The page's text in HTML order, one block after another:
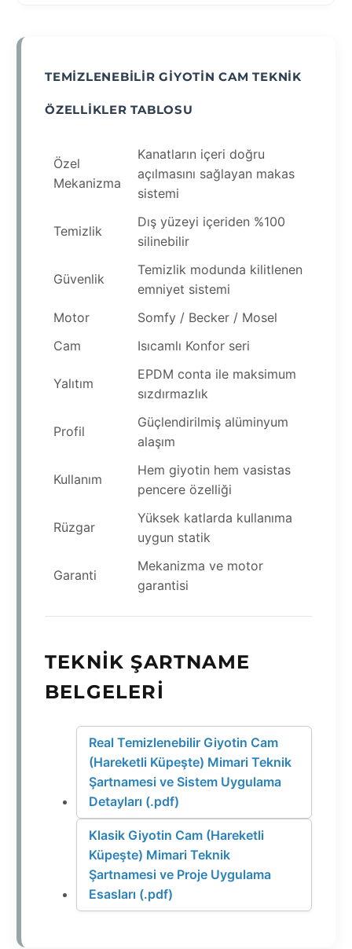
TEMIZLENEBILIR GIYOTIN CAM TEKNIK
ÖZELLIKLER TABLOSU
Özel
Mekanizma
Kanatların içeri doğru
açılmasını sağlayan makas
sistemi
Temizlik
Dış yüzeyi içeriden %100
silinebilir
Güvenlik
Temizlik modunda kilitlenen
emniyet sistemi
Motor
Somfy / Becker / Mosel
Cam
Isıcamlı Konfor seri
Yalıtım
EPDM conta ile maksimum
sızdırmazlık
Profil
Güçlendirilmiş alüminyum
alaşım
Kullanım
Hem giyotin hem vasistas
pencere özelliği
Rüzgar
Yüksek katlarda kullanıma
uygun statik
Garanti
Mekanizma ve motor
garantisi
TEKNIK ŞARTNAME
BELGELERI
Real Temizlenebilir Giyotin Cam
(Hareketli Küpeşte) Mimari Teknik
Şartnamesi ve Sistem Uygulama
Detayları (.pdf)
Klasik Giyotin Cam (Hareketli
Küpeşte) Mimari Teknik
Şartnamesi ve Proje Uygulama
Esasları (.pdf)